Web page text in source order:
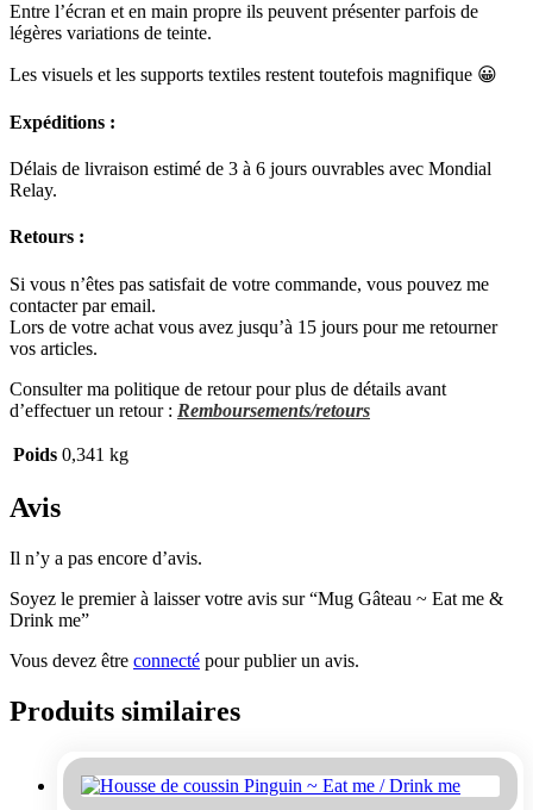
Entre l’écran et en main propre ils peuvent présenter parfois de
légères variations de teinte.
Les visuels et les supports textiles restent toutefois magnifique 😀
Expéditions :
Délais de livraison estimé de 3 à 6 jours ouvrables avec Mondial
Relay.
Retours :
Si vous n’êtes pas satisfait de votre commande, vous pouvez me
contacter par email.
Lors de votre achat vous avez jusqu’à 15 jours pour me retourner
vos articles.
Consulter ma politique de retour pour plus de détails avant
d’effectuer un retour : Remboursements/retours
Poids 0,341 kg
Avis
Il n’y a pas encore d’avis.
Soyez le premier à laisser votre avis sur “Mug Gâteau ~ Eat me &
Drink me”
Vous devez être connecté pour publier un avis.
Produits similaires